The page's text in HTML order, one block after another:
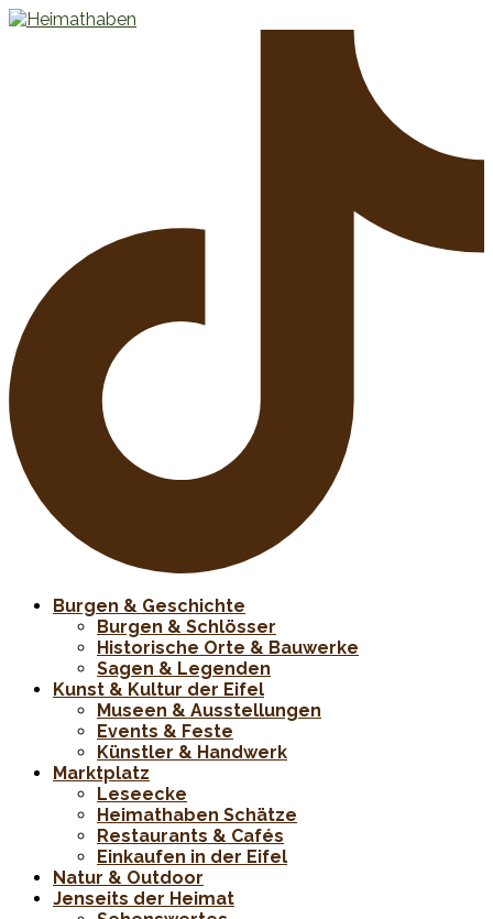
Burgen & Geschichte
Burgen & Schlösser
Historische Orte & Bauwerke
Sagen & Legenden
Kunst & Kultur der Eifel
Museen & Ausstellungen
Events & Feste
Künstler & Handwerk
Marktplatz
Leseecke
Heimathaben Schätze
Restaurants & Cafés
Einkaufen in der Eifel
Natur & Outdoor
Jenseits der Heimat